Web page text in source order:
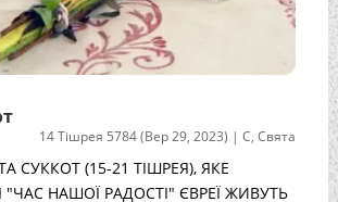
14 Тішрея 5784 (Вер 29, 2023) |С,Свята
СУККОТ (15-21 ТІШРЕЯ), ЯКЕ
НАШОЇ РАДОСТІ" ЄВРЕЇ ЖИВУТЬ